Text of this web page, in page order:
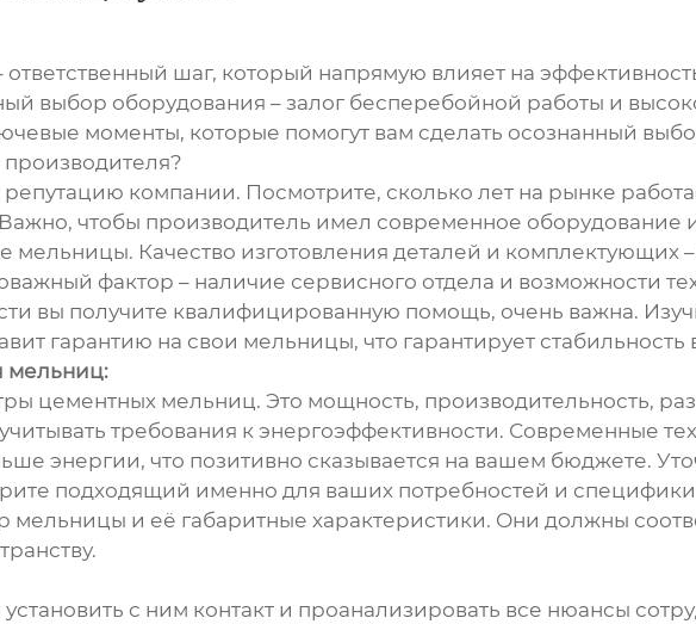
шаг, который напрямую влияет на
выбор оборудования – залог бесперебойной работы и
моменты, которые помогут вам сделать осознанный
компании. Посмотрите, сколько лет на рынке
чтобы производитель имел современное оборудование
Качество изготовления деталей и комплектующих –
фактор – наличие сервисного отдела и возможности
вы получите квалифицированную помощь, очень важна.
гарантию на свои мельницы, что гарантирует стабильность
мельниц:
цементных мельниц. Это мощность, производительность,
требования к энергоэффективности. Современные
энергии, что позитивно сказывается на вашем бюджете.
подходящий именно для ваших потребностей и
и её габаритные характеристики. Они должны
с ним контакт и проанализировать все нюансы